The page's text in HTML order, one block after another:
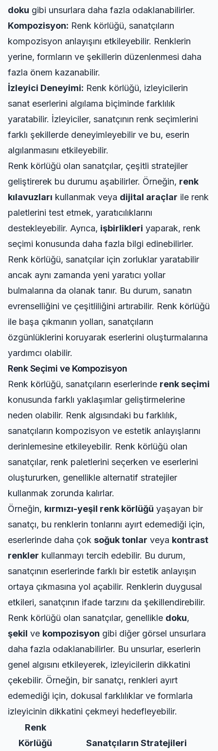
doku gibi unsurlara daha fazla odaklanabilirler.
Kompozisyon: Renk körlüğü, sanatçıların
kompozisyon anlayışını etkileyebilir. Renklerin
yerine, formların ve şekillerin düzenlenmesi daha
fazla önem kazanabilir.
İzleyici Deneyimi: Renk körlüğü, izleyicilerin
sanat eserlerini algılama biçiminde farklılık
yaratabilir. İzleyiciler, sanatçının renk seçimlerini
farklı şekillerde deneyimleyebilir ve bu, eserin
algılanmasını etkileyebilir.
Renk körlüğü olan sanatçılar, çeşitli stratejiler
geliştirerek bu durumu aşabilirler. Örneğin, renk
kılavuzları kullanmak veya dijital araçlar ile renk
paletlerini test etmek, yaratıcılıklarını
destekleyebilir. Ayrıca, işbirlikleri yaparak, renk
seçimi konusunda daha fazla bilgi edinebilirler.
Renk körlüğü, sanatçılar için zorluklar yaratabilir
ancak aynı zamanda yeni yaratıcı yollar
bulmalarına da olanak tanır. Bu durum, sanatın
evrenselliğini ve çeşitliliğini artırabilir. Renk körlüğü
ile başa çıkmanın yolları, sanatçıların
özgünlüklerini koruyarak eserlerini oluşturmalarına
yardımcı olabilir.
Renk Seçimi ve Kompozisyon
Renk körlüğü, sanatçıların eserlerinde renk seçimi
konusunda farklı yaklaşımlar geliştirmelerine
neden olabilir. Renk algısındaki bu farklılık,
sanatçıların kompozisyon ve estetik anlayışlarını
derinlemesine etkileyebilir. Renk körlüğü olan
sanatçılar, renk paletlerini seçerken ve eserlerini
oluştururken, genellikle alternatif stratejiler
kullanmak zorunda kalırlar.
Örneğin, kırmızı-yeşil renk körlüğü yaşayan bir
sanatçı, bu renklerin tonlarını ayırt edemediği için,
eserlerinde daha çok soğuk tonlar veya kontrast
renkler kullanmayı tercih edebilir. Bu durum,
sanatçının eserlerinde farklı bir estetik anlayışın
ortaya çıkmasına yol açabilir. Renklerin duygusal
etkileri, sanatçının ifade tarzını da şekillendirebilir.
Renk körlüğü olan sanatçılar, genellikle doku,
şekil ve kompozisyon gibi diğer görsel unsurlara
daha fazla odaklanabilirler. Bu unsurlar, eserlerin
genel algısını etkileyerek, izleyicilerin dikkatini
çekebilir. Örneğin, bir sanatçı, renkleri ayırt
edemediği için, dokusal farklılıklar ve formlarla
izleyicinin dikkatini çekmeyi hedefleyebilir.
Renk
Körlüğü
Sanatçıların Stratejileri